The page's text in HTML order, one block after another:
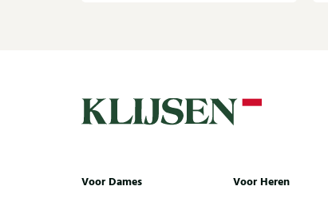
Voor Dames Voor Heren